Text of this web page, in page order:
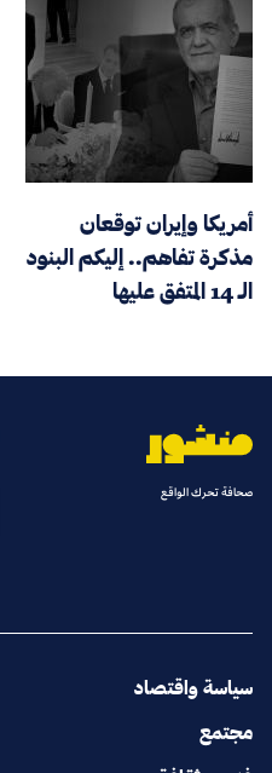
أمريكا وإيران توقعان
مذكرة تفاهم.. إليكم البنود
الـ 14 المتفق عليها
صحافة تحرك الواقع
سياسة واقتصاد
مجتمع